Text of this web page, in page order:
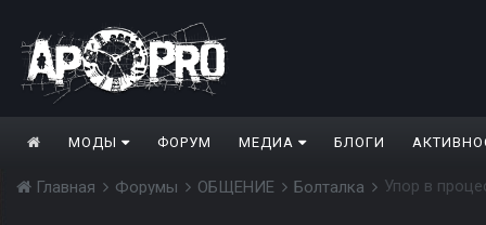
МОДЫ ФОРУМ МЕДИА БЛОГИ
Главная Форумы ОБЩЕНИЕ Болталка Упор в